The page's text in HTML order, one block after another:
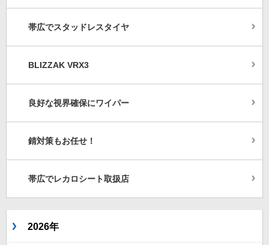
帯広でスタッドレスタイヤ
BLIZZAK VRX3
良好な視界確保にワイパー
錆対策もお任せ！
帯広でレカロシート取扱店
2026年